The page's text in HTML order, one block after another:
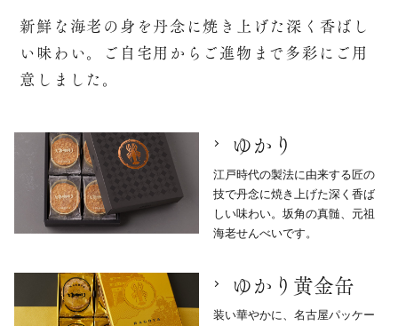
新鮮な海老の身を丹念に焼き上げた深く香ばし
い味わい。ご自宅用からご進物まで多彩にご用
意しました。
ゆかり
江戸時代の製法に由来する匠の
技で丹念に焼き上げた深く香ば
しい味わい。坂角の真髄、元祖
海老せんべいです。
ゆかり黄金缶
装い華やかに、名古屋パッケー